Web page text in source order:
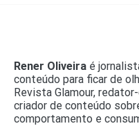
Rener Oliveira é
conteúdo para ficar de
Revista Glamour,
criador de conteúdo
comportamento e